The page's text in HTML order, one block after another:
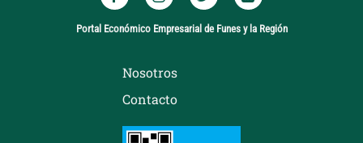
Portal Económico Empresarial de Funes y la Región
Nosotros
Contacto